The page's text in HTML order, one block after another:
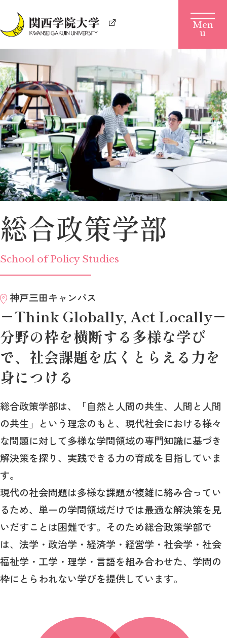
総合政策学部
School of Policy Studies
神戸三田キャンパス
－Think Globally, Act Locally－
分野の枠を横断する多様な学び
で、 社会課題を広くとらえる力を
身につける
総合政策学部は、「自然と人間の共生、人間と人間
の共生」という理念のもと、現代社会における様々
な問題に対して多様な学問領域の専門知識に基づき
解決策を探り、実践できる力の育成を目指していま
す。
現代の社会問題は多様な課題が複雑に絡み合ってい
るため、単一の学問領域だけでは最適な解決策を見
いだすことは困難です。そのため総合政策学部で
は、法学・政治学・経済学・経営学・社会学・社会
福祉学・工学・理学・言語を組み合わせた、学問の
枠にとらわれない学びを提供しています。